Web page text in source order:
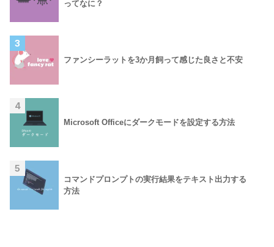
ってなに？
3
ファンシーラットを3か月飼って感じた良さと不安
4
Microsoft Officeにダークモードを設定する方法
5
コマンドプロンプトの実行結果をテキスト出力する
方法